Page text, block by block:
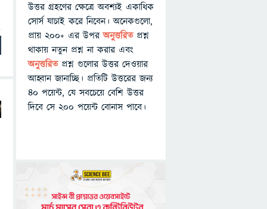
উত্তর গ্রহণের ক্ষেত্রে অবশ্যই একাধিক
সোর্স যাচাই করে নিবেন। অনেকগুলো,
প্রায় ২০০+ এর উপরঅনুত্তরিতপ্রশ্ন
থাকায় নতুন প্রশ্ন না করার এবং
অনুত্তরিত প্রশ্ন গুলোর উত্তর দেওয়ার
আহ্বান জানাচ্ছি। প্রতিটি উত্তরের জন্য
৪০ পয়েন্ট, যে সবচেয়ে বেশি উত্তর
দিবে সে ২০০ পয়েন্ট বোনাস পাবে।